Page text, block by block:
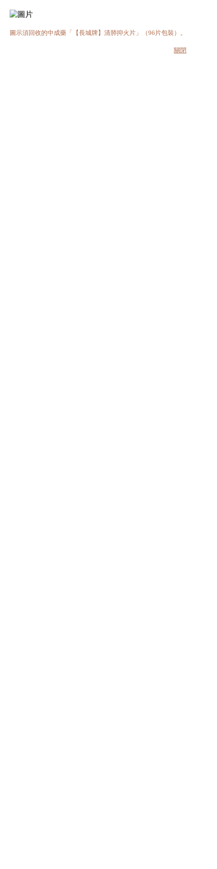
圖示須回收的中成藥「【長城牌】清肺抑火片」（96片包裝）。
關閉